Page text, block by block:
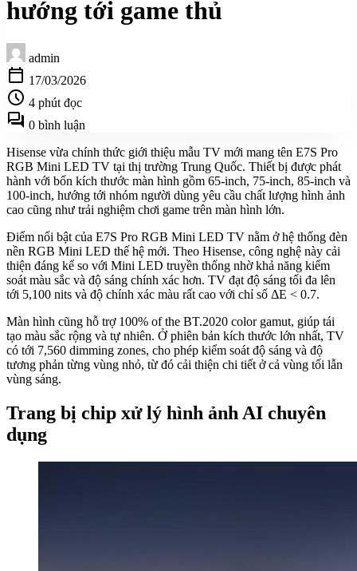
hướng tới game thủ
admin
calendar_today 17/03/2026
schedule 4 phút đọc
forum 0 bình luận
Hisense vừa chính thức giới thiệu mẫu TV mới mang tên E7S Pro
RGB Mini LED TV tại thị trường Trung Quốc. Thiết bị được phát
hành với bốn kích thước màn hình gồm 65-inch, 75-inch, 85-inch và
100-inch, hướng tới nhóm người dùng yêu cầu chất lượng hình ảnh
cao cũng như trải nghiệm chơi game trên màn hình lớn.
Điểm nổi bật của E7S Pro RGB Mini LED TV nằm ở hệ thống đèn
nền RGB Mini LED thế hệ mới. Theo Hisense, công nghệ này cải
thiện đáng kể so với Mini LED truyền thống nhờ khả năng kiểm
soát màu sắc và độ sáng chính xác hơn. TV đạt độ sáng tối đa lên
tới 5,100 nits và độ chính xác màu rất cao với chỉ số ΔE < 0.7.
Màn hình cũng hỗ trợ 100% of the BT.2020 color gamut, giúp tái
tạo màu sắc rộng và tự nhiên. Ở phiên bản kích thước lớn nhất, TV
có tới 7,560 dimming zones, cho phép kiểm soát độ sáng và độ
tương phản từng vùng nhỏ, từ đó cải thiện chi tiết ở cả vùng tối lẫn
vùng sáng.
Trang bị chip xử lý hình ảnh AI chuyên
dụng